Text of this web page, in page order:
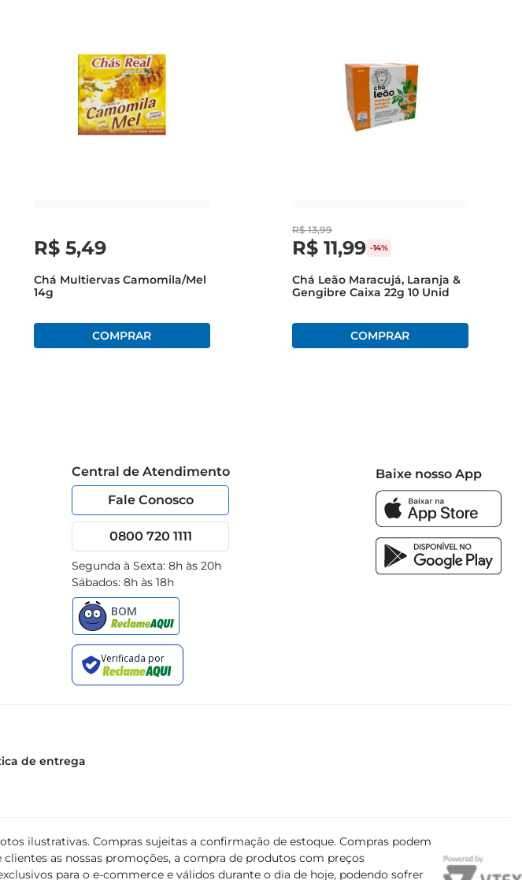
se transformar em uma experiência revitalizante
R$ 5,49
Chá Multiervas Camomila/Mel
14g
R$ 13,99
R$ 11,99 -14%
Chá Leão Maracujá, Laranja &
Gengibre Caixa 22g 10 Unid
Central de Atendimento
Fale Conosco
0800 720 1111
Segunda à Sexta: 8h às 20h
Sábados: 8h às 18h
Baixe nosso App
de entrega
ilustrativas. Compras sujeitas a confirmação de estoque. Compras podem
as nossas promoções, a compra de produtos com preços
para o e-commerce e válidos durante o dia de hoje, podendo sofrer